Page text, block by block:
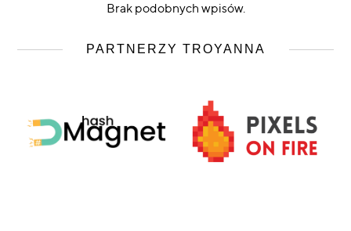
Brak podobnych wpisów.
PARTNERZY TROYANNA